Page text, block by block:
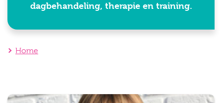
dagbehandeling, therapie en training.
Home